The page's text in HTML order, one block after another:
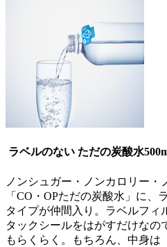
ラベルのない ただの炭酸水
ノンシュガー・ノンカロリー・
「CO・OPただの炭酸水」に、
タイプが仲間入り。ラベルフィ
タックシールをはがすだけなの
もらくらく。もちろん、中身は